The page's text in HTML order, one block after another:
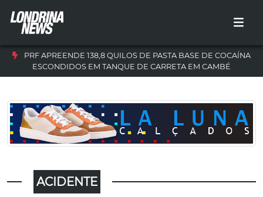
PRF APREENDE 138,8 QUILOS DE PASTA BASE DE COCAÍNA
ESCONDIDOS EM TANQUE DE CARRETA EM CAMBÉ
ACIDENTE